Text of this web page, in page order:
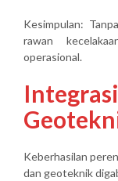
Kesimpulan:
rawan
operasional.
Keberhasilan
dan geoteknik